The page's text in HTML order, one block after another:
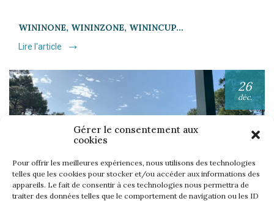
Gérer le consentement aux
cookies
Pour offrir les meilleures expériences, nous utilisons des technologies
telles que les cookies pour stocker et/ou accéder aux informations des
appareils. Le fait de consentir à ces technologies nous permettra de
traiter des données telles que le comportement de navigation ou les ID
WININONE, WININZONE, WININCUP…
Lire l'article
26
déc.
UNE SEMAINE… TOUS LES GOLFS WININONE !